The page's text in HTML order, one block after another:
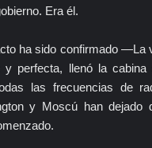
Era él.
ha sido confirmado —La
y perfecta, llenó la cabina
las frecuencias de
y Moscú han dejado